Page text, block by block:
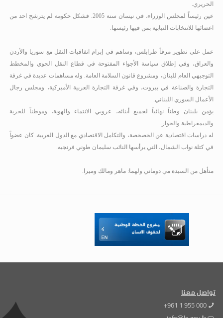
الحريري.
عين رئيساً لمجلس الوزراء، في نيسان سنة 2005
. فشكل حكومة لم يترشح احد من
اعضائها للانتخابات النيابية بمن فيها رئيسها.
عمل على تطوير مرفأ طرابلس، وساهم في إبرام اتفاقيات النقل مع سوريا والأردن
والعراق، وفي إطلاق سياسة الأجواء المفتوحة في قطاع النقل الجوي والمخطط
التوجيهي العام للبنان، ومشروع قانون السلامة العامة. وله مساهمات عديدة في غرفة
التجارة والصناعة في بيروت، وفي غرفة التجارة العربية الأميركية، ومجلس رجال
الأعمال السوري اللبناني.
يؤمن بلبنان وطناً نهائياً لجميع أبنائه، عروبي الانتماء والهوية، وموطناً للحرية
والديمقراطية والحوار.
له دراسات اقتصادية عن الخصخصة، والتكامل الاقتصادي مع الدول العربية. كان عضواً
في كتلة نواب الشمال، التي يرأسها النائب سليمان طوني فرنجيه.
متأهل من السيدة مي دوماني ولهما: ماهر ومالك وميرا.
تواصل معنا
+961 1 955 000